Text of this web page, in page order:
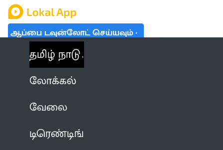
ஆப்பை டவுன்லோட் செய்யவும்
தமிழ் நாடு
லோக்கல்
வேலை
டிரெண்டிங்